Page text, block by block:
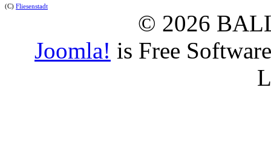
(C) Fliesenstadt
© 2026
Joomla! is Free